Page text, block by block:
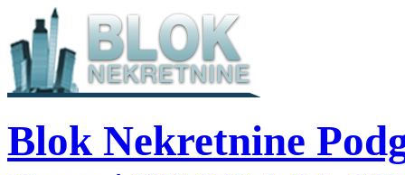
Blok Nekretnine